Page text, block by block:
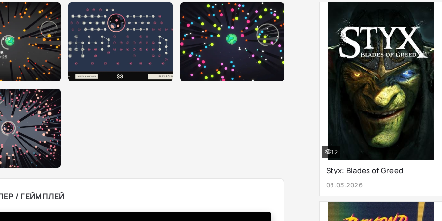
/ ГЕЙМПЛЕЙ
Styx: Blades of Greed
08.03.2026
12